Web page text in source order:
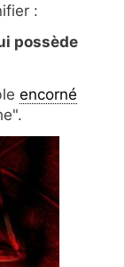
:
possède
encorné